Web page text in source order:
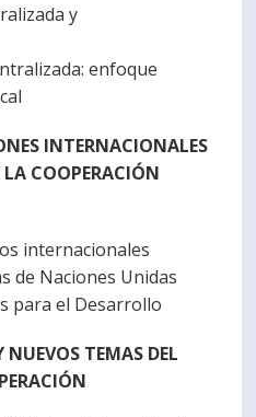
y
enfoque
INTERNACIONALES
LA COOPERACIÓN
internacionales
de Naciones Unidas
para el Desarrollo
TEMAS DEL